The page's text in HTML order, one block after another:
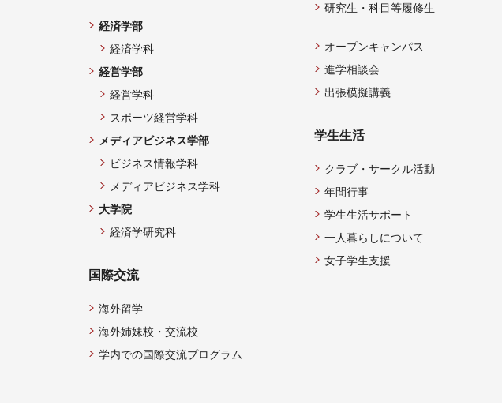
経済学部
経済学科
経営学部
経営学科
スポーツ経営学科
メディアビジネス学部
ビジネス情報学科
メディアビジネス学科
大学院
経済学研究科
国際交流
海外留学
海外姉妹校・交流校
学内での国際交流プログラム
研究生・科目等履修生
オープンキャンパス
進学相談会
出張模擬講義
学生生活
クラブ・サークル活動
年間行事
学生生活サポート
一人暮らしについて
女子学生支援